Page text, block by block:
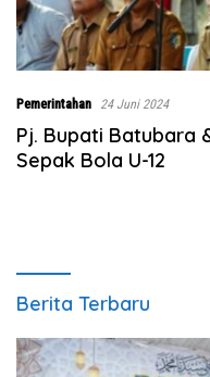
Pemerintahan 24 Juni 2024
Pj. Bupati Batubara
Sepak Bola U-12
Berita Terbaru